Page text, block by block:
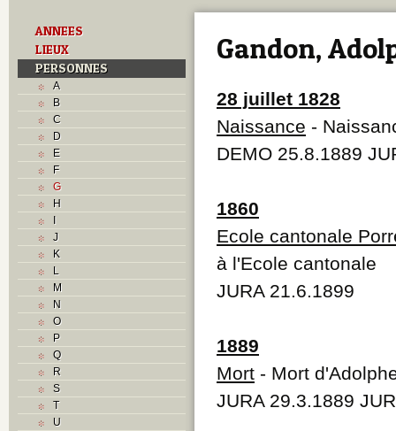
ANNEES
LIEUX
PERSONNES
A
B
C
D
E
F
G
H
I
J
K
L
M
N
O
P
Q
R
S
T
U
Gandon,
28 juillet 1828
Naissance -
DEMO 25.8.1889
1860
Ecole cantonale
à l'Ecole cantonale
JURA 21.6.1899
1889
Mort - Mort
JURA 29.3.1889